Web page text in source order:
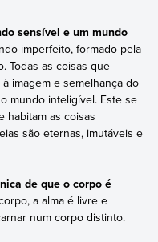
sensível e um mundo
imperfeito, formado pela
Todas as coisas que
imagem e semelhança do
mundo inteligível. Este se
habitam as coisas
são eternas, imutáveis e
de que o corpo é
a alma é livre e
num corpo distinto.